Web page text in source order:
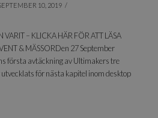
10, 2019
VARIT – KLICKA HÄR FÖR ATT LÄSA
& MÄSSORDen 27 September
första avtäckning av Ultimakers tre
för nästa kapitel inom desktop